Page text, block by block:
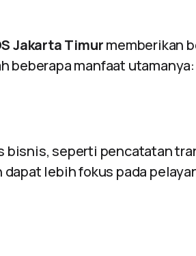
Jakarta Timurmemberikan
beberapa manfaat utamanya:
bisnis, seperti pencatatan
lebih fokus pada